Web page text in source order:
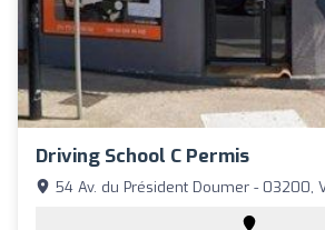
Driving School C Permis
54 Av. du Président Doumer - 03200,